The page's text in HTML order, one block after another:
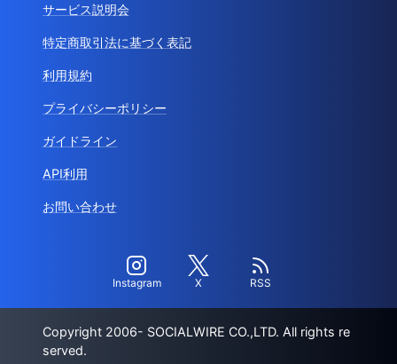
サービス説明会
特定商取引法に基づく表記
利用規約
プライバシーポリシー
ガイドライン
API利用
お問い合わせ
Instagram X RSS
Copyright 2006- SOCIALWIRE CO.,LTD. All rights re
served.